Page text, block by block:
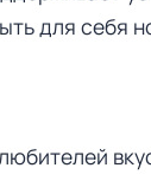
для себя